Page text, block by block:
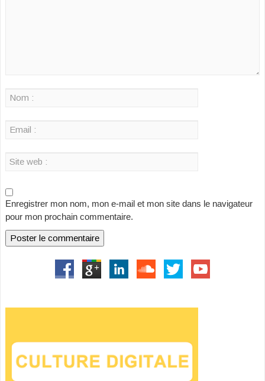
Enregistrer mon nom, mon e-mail et mon site dans le navigateur
pour mon prochain commentaire.